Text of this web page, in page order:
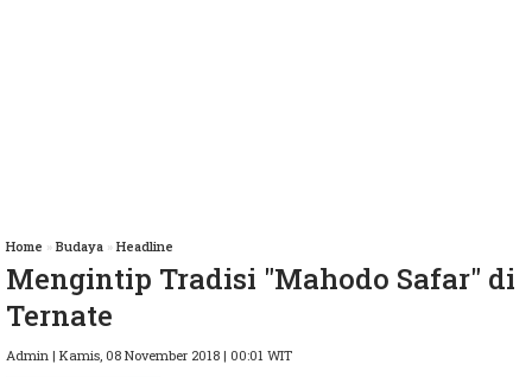
Home » Budaya » Headline
Mengintip Tradisi "Mahodo Safar" di
Ternate
Admin | Kamis, 08 November 2018 | 00:01 WIT